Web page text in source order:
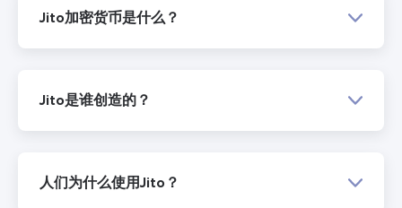
Jito加密货币是什么？
Jito是谁创造的？
人们为什么使用Jito？